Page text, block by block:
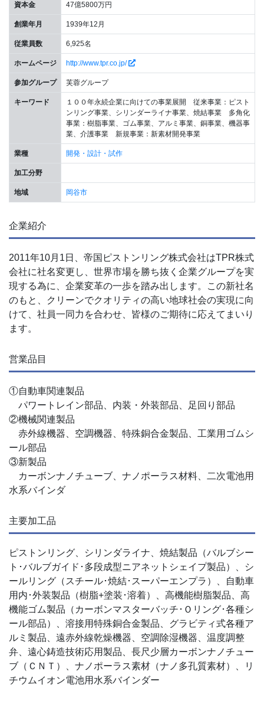
資本金 47億5800万円
創業年月 1939年12月
従業員数 6,925名
ホームページ http://www.tpr.co.jp/
参加グループ 芙蓉グループ
キーワード
１００年永続企業に向けての事業展開 従来事業：ピスト
ンリング事業、シリンダーライナ事業、焼結事業 多角化
事業：樹脂事業、ゴム事業、アルミ事業、銅事業、機器事
業、介護事業 新規事業：新素材開発事業
業種 開発・設計・試作
加工分野
地域 岡谷市
企業紹介
2011年10月1日、帝国ピストンリング株式会社はTPR株式
会社に社名変更し、世界市場を勝ち抜く企業グループを実
現する為に、企業変革の一歩を踏み出します。この新社名
のもと、クリーンでクオリティの高い地球社会の実現に向
けて、社員一同力を合わせ、皆様のご期待に応えてまいり
ます。
営業品目
①自動車関連製品
パワートレイン部品、内装・外装部品、足回り部品
②機械関連製品
赤外線機器、空調機器、特殊銅合金製品、工業用ゴムシ
ール部品
③新製品
カーボンナノチューブ、ナノポーラス材料、二次電池用
水系バインダ
主要加工品
ピストンリング、シリンダライナ、焼結製品（バルブシー
ト･バルブガイド･多段成型ニアネットシェイプ製品）、シ
ールリング（スチール･焼結･スーパーエンプラ）、自動車
用内･外装製品（樹脂+塗装･溶着）、高機能樹脂製品、高
機能ゴム製品（カーボンマスターバッチ･Ｏリング･各種シ
ール部品）、溶接用特殊銅合金製品、グラビティ式各種ア
ルミ製品、遠赤外線乾燥機器、空調除湿機器、温度調整
弁、遠心鋳造技術応用製品、長尺少層カーボンナノチュー
ブ（ＣＮＴ）、ナノポーラス素材（ナノ多孔質素材）、リ
チウムイオン電池用水系バインダー